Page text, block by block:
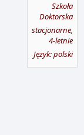
Szkoła
Doktorska
stacjonarne,
4-letnie
Język: polski